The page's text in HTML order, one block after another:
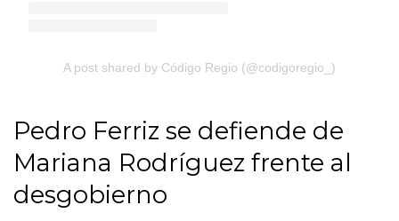
A post shared by Código Regio (@codigoregio_)
Pedro Ferriz se defiende de
Mariana Rodríguez frente al
desgobierno